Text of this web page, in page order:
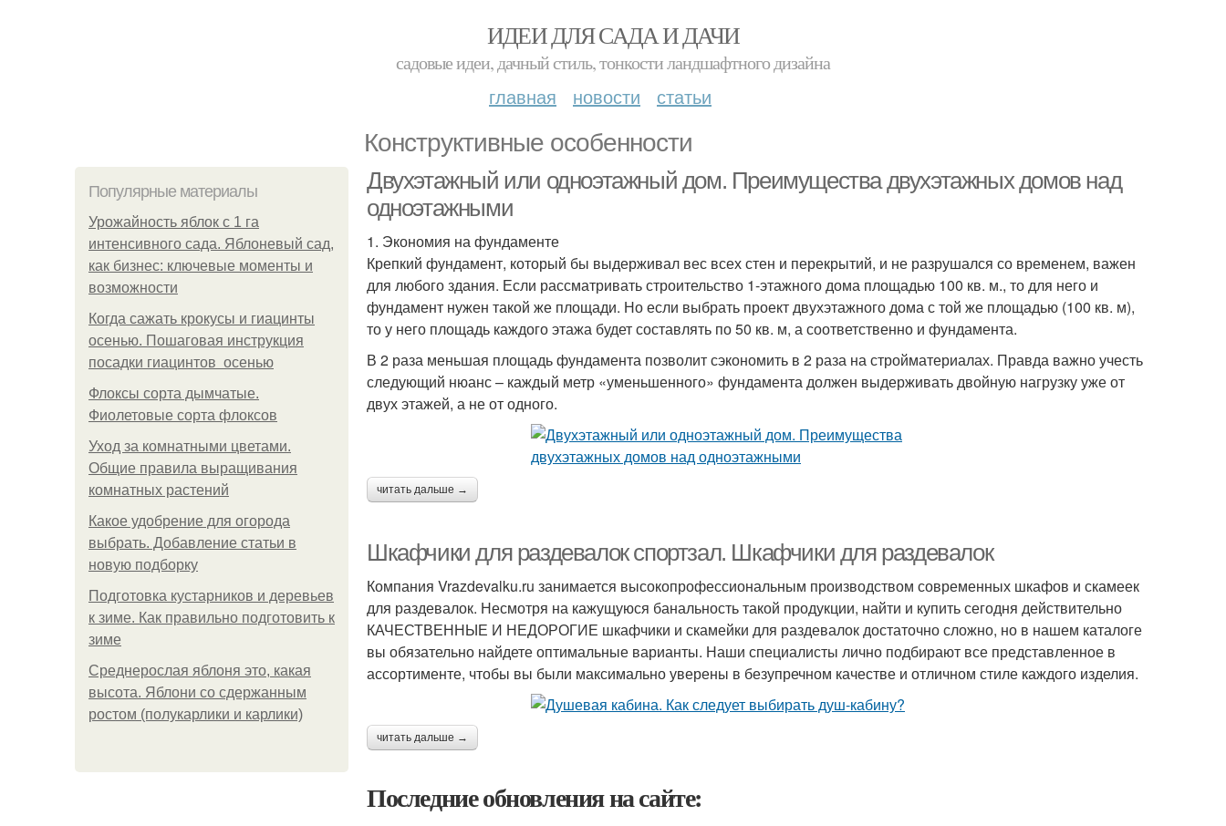
ИДЕИ ДЛЯ САДА И ДАЧИ
садовые идеи, дачный стиль, тонкости ландшафтного дизайна
главная новости статьи
Конструктивные особенности
Популярные материалы
Урожайность яблок с 1 га
интенсивного сада. Яблоневый сад,
как бизнес: ключевые моменты и
возможности
Когда сажать крокусы и гиацинты
осенью. Пошаговая инструкция
посадки гиацинтов осенью
Флоксы сорта дымчатые.
Фиолетовые сорта флоксов
Уход за комнатными цветами.
Общие правила выращивания
комнатных растений
Какое удобрение для огорода
выбрать. Добавление статьи в
новую подборку
Подготовка кустарников и деревьев
к зиме. Как правильно подготовить к
зиме
Среднерослая яблоня это, какая
высота. Яблони со сдержанным
ростом (полукарлики и карлики)
Двухэтажный или одноэтажный дом. Преимущества двухэтажных домов над
одноэтажными
1. Экономия на фундаменте
Крепкий фундамент, который бы выдерживал вес всех стен и перекрытий, и не разрушался со временем, важен
для любого здания. Если рассматривать строительство 1-этажного дома площадью 100 кв. м., то для него и
фундамент нужен такой же площади. Но если выбрать проект двухэтажного дома с той же площадью (100 кв. м),
то у него площадь каждого этажа будет составлять по 50 кв. м, а соответственно и фундамента.
В 2 раза меньшая площадь фундамента позволит сэкономить в 2 раза на стройматериалах. Правда важно учесть
следующий нюанс – каждый метр «уменьшенного» фундамента должен выдерживать двойную нагрузку уже от
двух этажей, а не от одного.
читать дальше →
Шкафчики для раздевалок спортзал. Шкафчики для раздевалок
Компания Vrazdevalku.ru занимается высокопрофессиональным производством современных шкафов и скамеек
для раздевалок. Несмотря на кажущуюся банальность такой продукции, найти и купить сегодня действительно
КАЧЕСТВЕННЫЕ И НЕДОРОГИЕ шкафчики и скамейки для раздевалок достаточно сложно, но в нашем каталоге
вы обязательно найдете оптимальные варианты. Наши специалисты лично подбирают все представленное в
ассортименте, чтобы вы были максимально уверены в безупречном качестве и отличном стиле каждого изделия.
читать дальше →
Последние обновления на сайте: